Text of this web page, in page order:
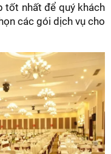
tốt nhất để quý khách
các gói dịch vụ cho